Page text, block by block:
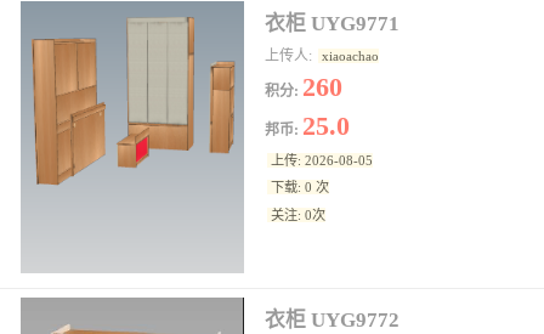
衣柜 UYG9771
上传人: xiaoachao
积分: 260
邦币: 25.0
上传: 2026-08-05
下载: 0 次
关注: 0次
衣柜 UYG9772